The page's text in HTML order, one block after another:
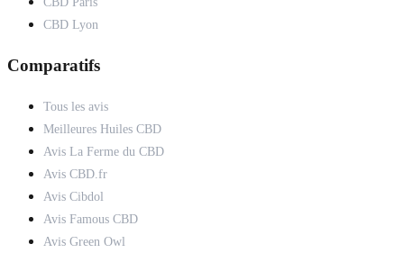
CBD Lyon
Comparatifs
Tous les avis
Meilleures Huiles CBD
Avis La Ferme du CBD
Avis CBD.fr
Avis Cibdol
Avis Famous CBD
Avis Green Owl